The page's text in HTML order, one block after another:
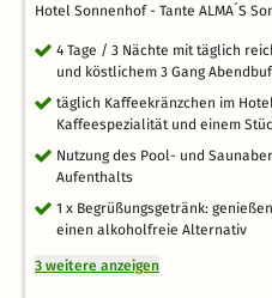
Hotel Sonnenhof - Tante ALMA´S
4 Tage / 3 Nächte mit täglich
und köstlichem 3 Gang
täglich Kaffeekränzchen im
Kaffeespezialität und einem
Nutzung des Pool- und
Aufenthalts
1 x Begrüßungsgetränk:
einen alkoholfreie Alternativ
3 weitere anzeigen